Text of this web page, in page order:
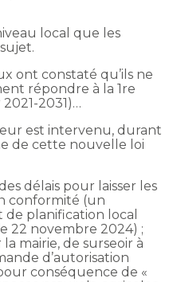
local que les
ont constaté qu’ils ne
répondre à la 1re
2031)…
est intervenu, durant
de cette nouvelle loi
délais pour laisser les
conformité (un
planification local
22 novembre 2024) ;
mairie, de surseoir à
d’autorisation
conséquence de «